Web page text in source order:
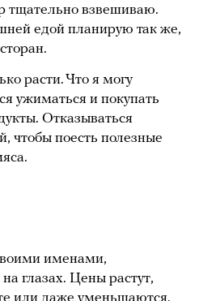
тщательно взвешиваю.
едой планирую так же,
расти. Что я могу
ужиматься и покупать
Отказываться
чтобы поесть полезные
именами,
глазах. Цены растут,